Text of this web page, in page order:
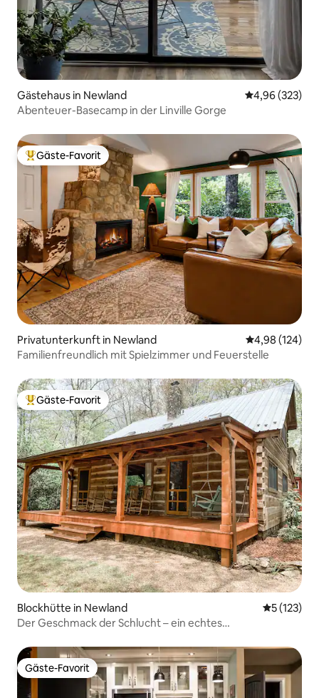
Gästehaus in Newland
4,96 (323)
Abenteuer-Basecamp in der Linville Gorge
Beliebter Gäste-Favorit.
Gäste-Favorit
Privatunterkunft in Newland
4,98 (124)
Familienfreundlich mit Spielzimmer und Feuerstelle
Beliebter Gäste-Favorit.
Gäste-Favorit
Blockhütte in Newland
5 (123)
Der Geschmack der Schlucht – ein echtes
Gäste-Favorit
Gäste-Favorit